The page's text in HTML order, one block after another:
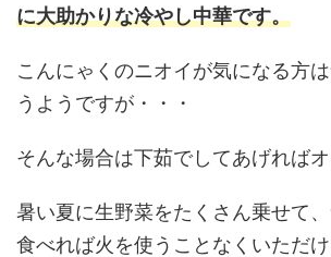
に大助かりな冷やし中華です。
こんにゃくのニオイが気になる方
うようですが・・・
そんな場合は下茹でしてあげれば
暑い夏に生野菜をたくさん乗せて
食べれば火を使うことなくいただ